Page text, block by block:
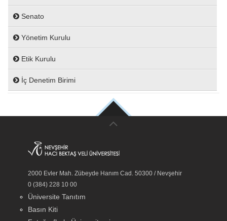
Senato
Yönetim Kurulu
Etik Kurulu
İç Denetim Birimi
2000 Evler Mah. Zübeyde Hanım Cad. 50300 / Nevşehir
0 (384) 228 10 00
Üniversite Tanıtım
Basın Kiti